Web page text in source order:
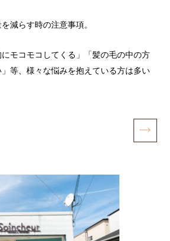
減らす時の注意事項。
にモコモコしてくる」「髪の毛の中の方
等、様々な悩みを抱えている方は多い